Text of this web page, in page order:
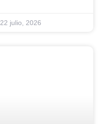
22 julio, 2026